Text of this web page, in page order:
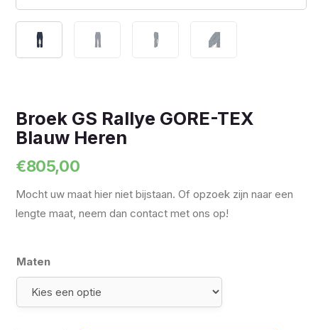
Broek GS Rallye GORE-TEX
Blauw Heren
€805,00
Mocht uw maat hier niet bijstaan. Of opzoek zijn naar een
lengte maat, neem dan contact met ons op!
Maten